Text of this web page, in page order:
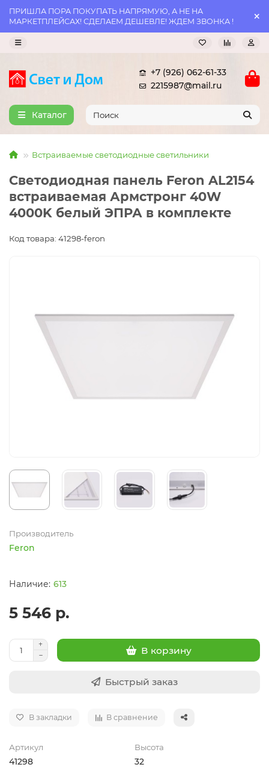
ПРИШЛА ПОРА ПОКУПАТЬ НАПРЯМУЮ, А НЕ НА
МАРКЕТПЛЕЙСАХ! СДЕЛАЕМ ДЕШЕВЛЕ! ЖДЕМ ЗВОНКА !
+7 (926) 062-61-33
2215987@mail.ru
Каталог
Встраиваемые светодиодные светильники
Светодиодная панель Feron AL2154
встраиваемая Армстронг 40W
4000K белый ЭПРА в комплекте
Код товара: 41298-feron
Производитель
Feron
613
5 546 р.
В корзину
Быстрый заказ
В закладки В сравнение
Артикул
41298
Высота
32